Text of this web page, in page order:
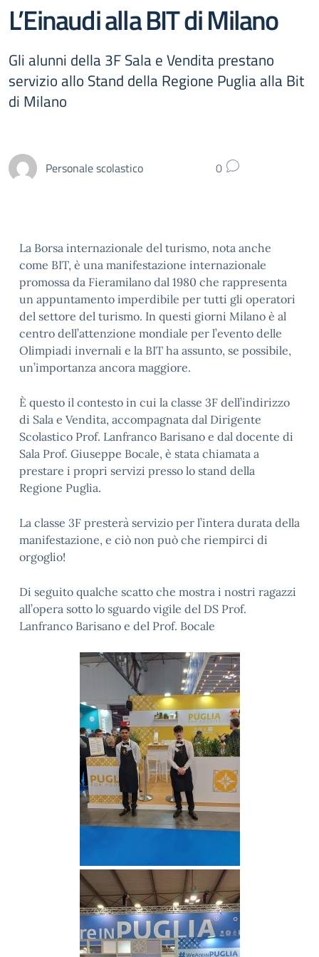
L’Einaudi alla BIT di Milano
Gli alunni della 3F Sala e Vendita prestano
servizio allo Stand della Regione Puglia alla Bit
di Milano
Personale scolastico 0
La Borsa internazionale del turismo, nota anche
come BIT, è una manifestazione internazionale
promossa da Fieramilano dal 1980 che rappresenta
un appuntamento imperdibile per tutti gli operatori
del settore del turismo. In questi giorni Milano è al
centro dell’attenzione mondiale per l’evento delle
Olimpiadi invernali e la BIT ha assunto, se possibile,
un’importanza ancora maggiore.
È questo il contesto in cui la classe 3F dell’indirizzo
di Sala e Vendita, accompagnata dal Dirigente
Scolastico Prof. Lanfranco Barisano e dal docente di
Sala Prof. Giuseppe Bocale, è stata chiamata a
prestare i propri servizi presso lo stand della
Regione Puglia.
La classe 3F presterà servizio per l’intera durata della
manifestazione, e ciò non può che riempirci di
orgoglio!
Di seguito qualche scatto che mostra i nostri ragazzi
all’opera sotto lo sguardo vigile del DS Prof.
Lanfranco Barisano e del Prof. Bocale